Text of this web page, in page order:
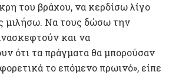
του βράχου, να κερδίσω λίγο
μιλήσω. Να τους δώσω την
και να
ότι τα πράγματα θα μπορούσαν
το επόμενο πρωινό», είπε